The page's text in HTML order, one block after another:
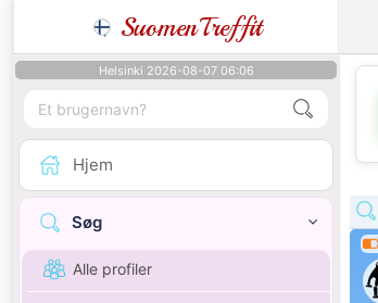
SuomenTreffit
Helsinki 2026-08-07 06:06
Hjem
Søg
Alle profiler